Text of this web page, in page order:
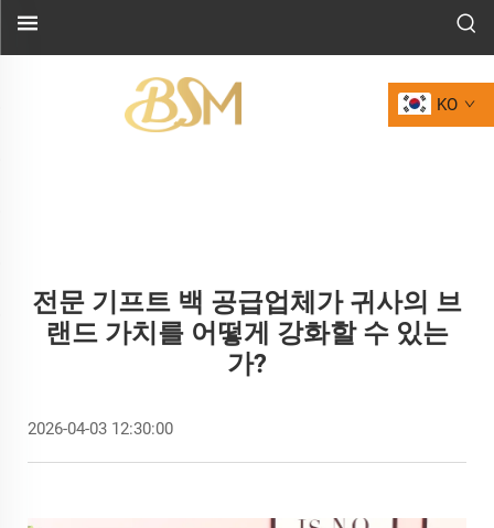
KO
전문 기프트 백 공급업체가 귀사의 브
랜드 가치를 어떻게 강화할 수 있는
가?
2026-04-03 12:30:00